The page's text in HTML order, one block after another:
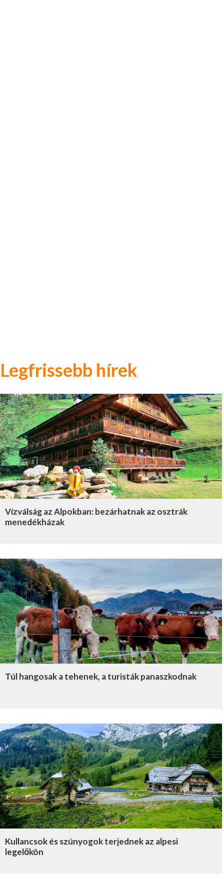
Legfrissebb hírek
Vízválság az Alpokban: bezárhatnak az osztrák
menedékházak
Túl hangosak a tehenek, a turisták panaszkodnak
Kullancsok és szúnyogok terjednek az alpesi
legelőkön